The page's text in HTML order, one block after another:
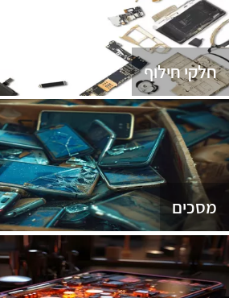
חלקי חילוף
מסכים